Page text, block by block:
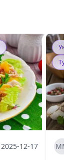
2025-12-17 ММ